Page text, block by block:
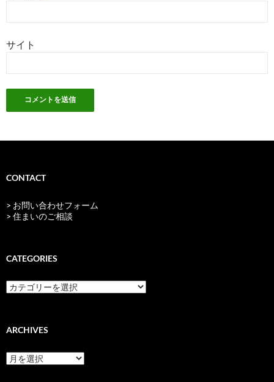
サイト
CONTACT
> お問い合わせフォーム
> 住まいのご相談
CATEGORIES
categories
ARCHIVES
archives